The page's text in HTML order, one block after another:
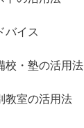
バイス
校・塾の活用法
教室の活用法